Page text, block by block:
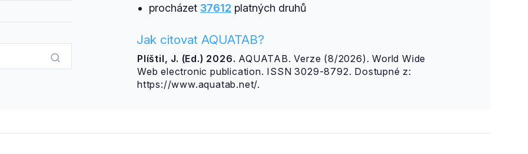
procházet 37612 platných druhů
Jak citovat AQUATAB?
Plíštil, J. (Ed.) 2026. AQUATAB. Verze (8/2026). World Wide
Web electronic publication. ISSN 3029-8792. Dostupné z:
https://www.aquatab.net/.